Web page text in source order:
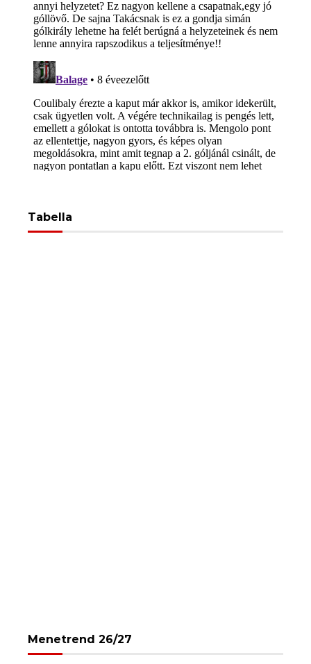
Tabella
Menetrend 26/27